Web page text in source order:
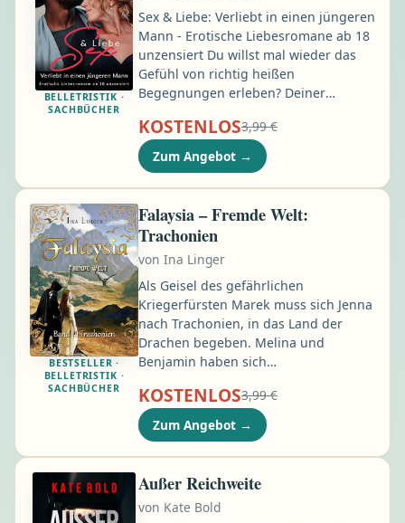
BELLETRISTIK ·
SACHBÜCHER
Sex & Liebe: Verliebt in einen jüngeren
Mann - Erotische Liebesromane ab 18
unzensiert Du willst mal wieder das
Gefühl von richtig heißen
Begegnungen erleben? Deiner
helfen oder dich einfach nur einer
Geschichte hingeben? Dann ist dieser
erotische Liebesroman genau das
Richtige für dich. Hier erhältst du ein
sexuelles Abenteuer der Lust und
Leidenschaft. Tauche ein in eine Welt
voller Erotik & spannenden
Erlebnissen …
KOSTENLOS3,99 €
Zum Angebot →
BESTSELLER ·
BELLETRISTIK ·
SACHBÜCHER
Falaysia – Fremde Welt:
Trachonien
von Ina Linger
Als Geisel des gefährlichen
Kriegerfürsten Marek muss sich Jenna
nach Trachonien, in das Land der
Drachen begeben. Melina und
Benjamin haben sich
Geheimnisse des undurchsichtigen
Zauberers Demeon zu kommen. Sie
hoffen, damit Jenna und Leon besser
helfen zu können, den Weg in ihre
Welt zurückzufinden. Bei ihren
Nachforschungen stoßen sie auf
Informationen, die andeuten …
KOSTENLOS3,99 €
Zum Angebot →
Außer Reichweite
von Kate Bold